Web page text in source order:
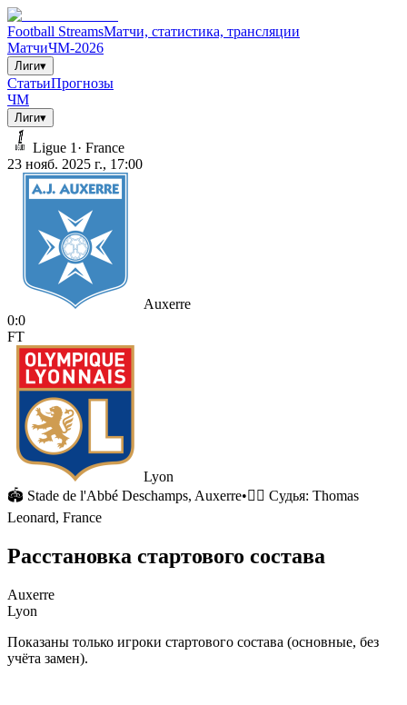
Football StreamsМатчи, статистика, трансляции
МатчиЧМ-2026
Лиги▾
СтатьиПрогнозы
ЧМ
Лиги▾
Ligue 1 · France
23 нояб. 2025 г., 17:00
Auxerre
0:0
FT
Lyon
🏟 Stade de l'Abbé Deschamps, Auxerre•🧑‍⚖️ Судья: Thomas
Leonard, France
Расстановка стартового состава
Auxerre
Lyon
Показаны только игроки стартового состава (основные, без
учёта замен).